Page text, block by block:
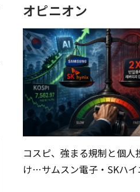
オピニオン
コスピ、強まる規制と個人
け…サムスン電子・SKハイ